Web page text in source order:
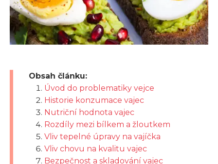
Obsah článku:
Úvod do problematiky vejce
Historie konzumace vajec
Nutriční hodnota vajec
Rozdíly mezi bílkem a žloutkem
Vliv tepelné úpravy na vajíčka
Vliv chovu na kvalitu vajec
Bezpečnost a skladování vajec